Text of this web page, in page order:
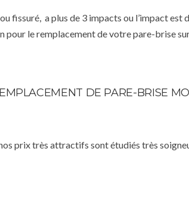
fissuré, a plus de 3 impacts ou l’impact est
pour le remplacement de votre pare-brise
DE PARE-BRISE
prix très attractifs sont étudiés très